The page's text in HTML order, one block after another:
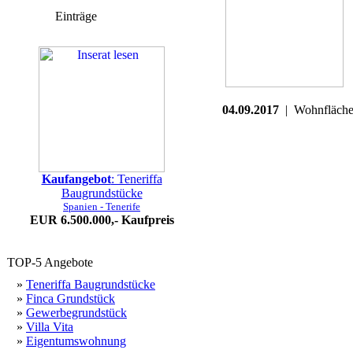
Einträge
Kaufangebot: Teneriffa
Baugrundstücke
Spanien - Tenerife
EUR 6.500.000,- Kaufpreis
TOP-5 Angebote
» Teneriffa Baugrundstücke
» Finca Grundstück
» Gewerbegrundstück
» Villa Vita
» Eigentumswohnung
04.09.2017 |